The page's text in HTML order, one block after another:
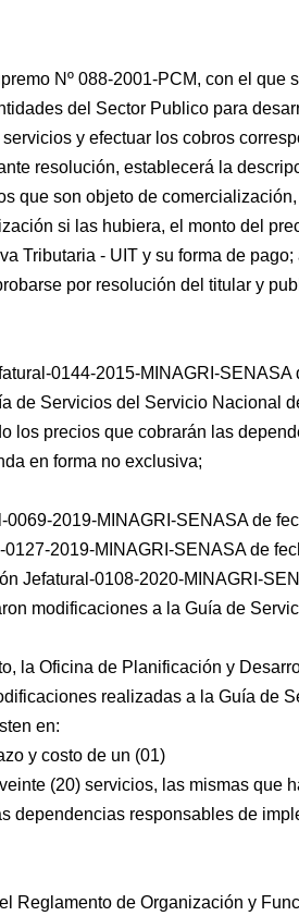
Nº 088-2001-PCM, con el que
del Sector Publico para
y efectuar los cobros
resolución, establecerá la
que son objeto de
si las hubiera, el monto del
Tributaria - UIT y su forma de
por resolución del titular y
0144-2015-MINAGRI-SENASA
de Servicios del Servicio Nacional
los precios que cobrarán las
en forma no exclusiva;
2019-MINAGRI-SENASA de
2019-MINAGRI-SENASA de
Jefatural-0108-2020-MINAGRI-
modificaciones a la Guía de
la Oficina de Planificación y
realizadas a la Guía de
en:
y costo de un (01)
(20) servicios, las mismas que
dependencias responsables de
Reglamento de Organización y